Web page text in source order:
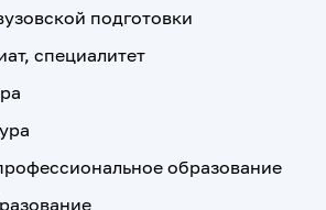
подготовки
специалитет
образование